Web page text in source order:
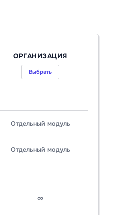
ОРГАНИЗАЦИЯ
Выбрать
Отдельный модуль
Отдельный модуль
∞